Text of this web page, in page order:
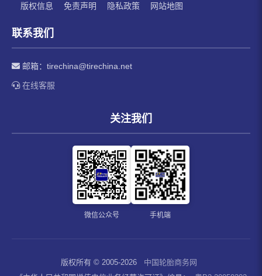
版权信息
免责声明 隐私政策 网站地图
联系我们
邮箱： tirechina@tirechina.net
在线客服
关注我们
微信公众号 手机端
版权所有 © 2005-2026
中国轮胎商务网